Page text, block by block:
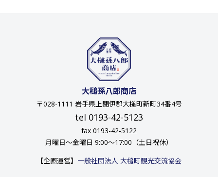
大槌孫八郎商店
〒028-1111 岩手県上閉伊郡大槌町新町34番4号
tel 0193-42-5123
fax 0193-42-5122
月曜日〜金曜日 9:00〜17:00（土日祝休）
【企画運営】 一般社団法人 大槌町観光交流協会